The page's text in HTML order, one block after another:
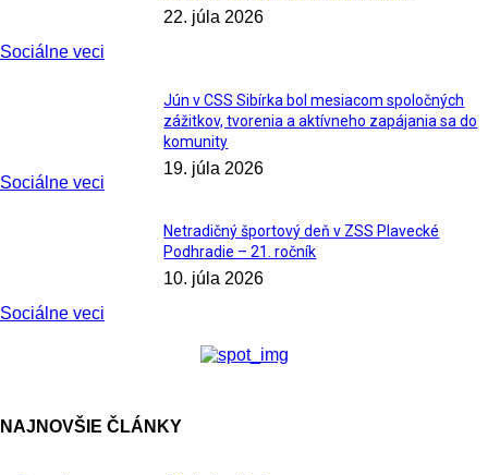
Sociálne veci
22. júla 2026
Sociálne veci
Jún v CSS Sibírka bol mesiacom spoločných
zážitkov, tvorenia a aktívneho zapájania sa do
komunity
19. júla 2026
Sociálne veci
Netradičný športový deň v ZSS Plavecké
Podhradie – 21. ročník
10. júla 2026
NAJNOVŠIE ČLÁNKY